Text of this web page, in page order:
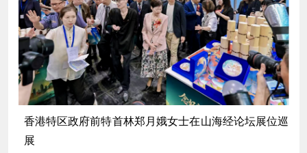
香港特区政府前特首林郑月娥女士在山海经论坛展位巡
展